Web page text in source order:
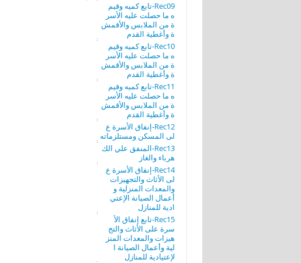
Rec09-تابع كميه وقيم
ه ما حصلت عليه الأسر
ة من الملابس والأقمش
ة وأغطية القدم
Rec10-تابع كميه وقيم
ه ما حصلت عليه الأسر
ة من الملابس والأقمش
ة وأغطية القدم
Rec11-تابع كميه وقيم
ه ما حصلت عليه الأسر
ة من الملابس والأقمش
ة وأغطية القدم
Rec12-إنفاق الأسرة ع
لى المسكن ومستلزماته
Rec13-المنفق علي الك
هرباء والغاز
Rec14-إنفاق الأسرة ع
لى الأثاث والتجهيزات
والمعدات المنزلية و
أعمال الصيانة الإعتي
ادية للمنازل
Rec15-تابع إنفاق الأ
سرة على الأثاث والتج
هيزات والمعدات المنز
لية وأعمال الصيانة ا
لإعتيادية للمنازل